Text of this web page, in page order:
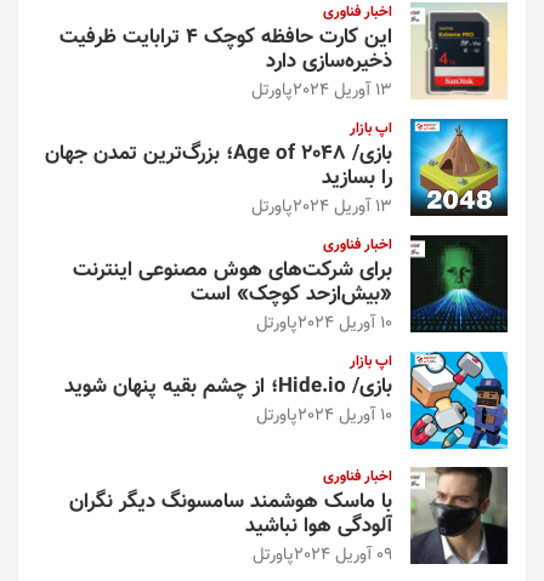
اخبار فناوری
این کارت حافظه کوچک ۴ ترابایت ظرفیت
ذخیره‌سازی دارد
13 آوریل 2024 پاورتل
اپ بازار
بازی/ Age of 2048؛ بزرگ‌ترین تمدن جهان
را بسازید
13 آوریل 2024 پاورتل
اخبار فناوری
برای شرکت‌های هوش مصنوعی اینترنت
«بیش‌از‌حد کوچک» است
10 آوریل 2024 پاورتل
اپ بازار
بازی/ Hide.io؛ از چشم بقیه پنهان شوید
10 آوریل 2024 پاورتل
اخبار فناوری
با ماسک هوشمند سامسونگ دیگر نگران
آلودگی هوا نباشید
09 آوریل 2024 پاورتل